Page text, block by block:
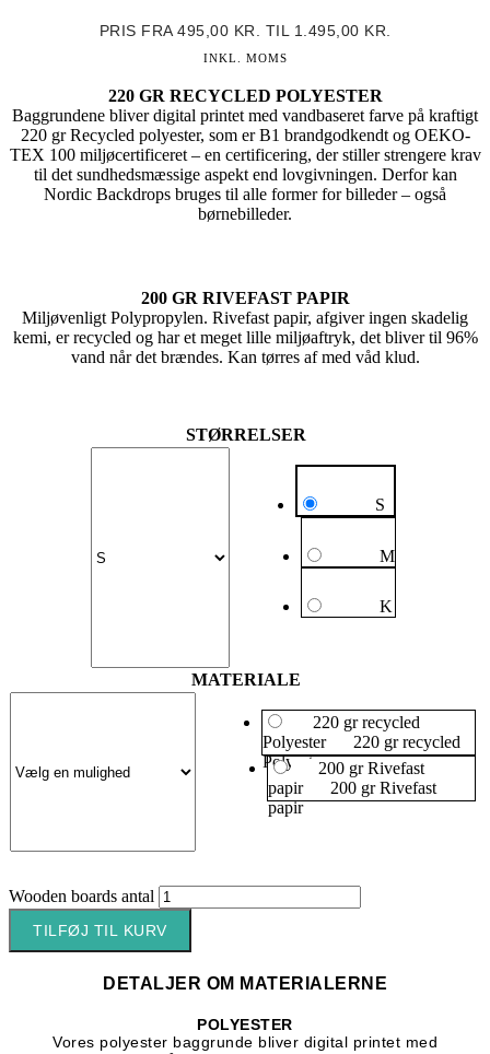
PRIS FRA 495,00 KR. TIL 1.495,00 KR.
INKL. MOMS
220 GR RECYCLED POLYESTER
Baggrundene bliver digital printet med vandbaseret farve på kraftigt
220 gr Recycled polyester, som er B1 brandgodkendt og OEKO-
TEX 100 miljøcertificeret – en certificering, der stiller strengere krav
til det sundhedsmæssige aspekt end lovgivningen. Derfor kan
Nordic Backdrops bruges til alle former for billeder – også
børnebilleder.
200 GR RIVEFAST PAPIR
Miljøvenligt Polypropylen. Rivefast papir, afgiver ingen skadelig
kemi, er recycled og har et meget lille miljøaftryk, det bliver til 96%
vand når det brændes. Kan tørres af med våd klud.
STØRRELSER
S
M
K
MATERIALE
220 gr recycled
Polyester
220 gr recycled
Polyester200 gr Rivefast
papir
200 gr Rivefast
papir
Wooden boards antal
TILFØJ TIL KURV
DETALJER OM MATERIALERNE
POLYESTER
Vores polyester baggrunde bliver digital printet med